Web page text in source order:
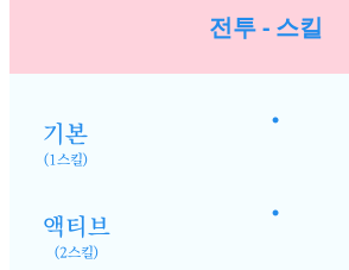
전투 - 스킬
기본
(1스킬)
•
액티브
(2스킬)
•